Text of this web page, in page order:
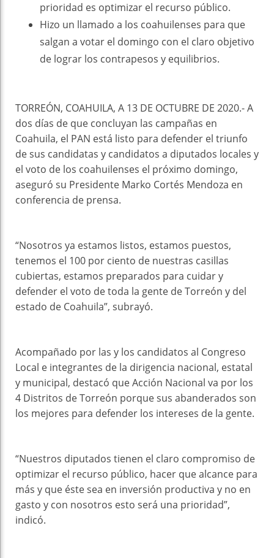
prioridad es optimizar el recurso público.
Hizo un llamado a los coahuilenses para que
salgan a votar el domingo con el claro objetivo
de lograr los contrapesos y equilibrios.
TORREÓN, COAHUILA, A 13 DE OCTUBRE DE 2020.- A
dos días de que concluyan las campañas en
Coahuila, el PAN está listo para defender el triunfo
de sus candidatas y candidatos a diputados locales y
el voto de los coahuilenses el próximo domingo,
aseguró su Presidente Marko Cortés Mendoza en
conferencia de prensa.
“Nosotros ya estamos listos, estamos puestos,
tenemos el 100 por ciento de nuestras casillas
cubiertas, estamos preparados para cuidar y
defender el voto de toda la gente de Torreón y del
estado de Coahuila”, subrayó.
Acompañado por las y los candidatos al Congreso
Local e integrantes de la dirigencia nacional, estatal
y municipal, destacó que Acción Nacional va por los
4 Distritos de Torreón porque sus abanderados son
los mejores para defender los intereses de la gente.
“Nuestros diputados tienen el claro compromiso de
optimizar el recurso público, hacer que alcance para
más y que éste sea en inversión productiva y no en
gasto y con nosotros esto será una prioridad”,
indicó.